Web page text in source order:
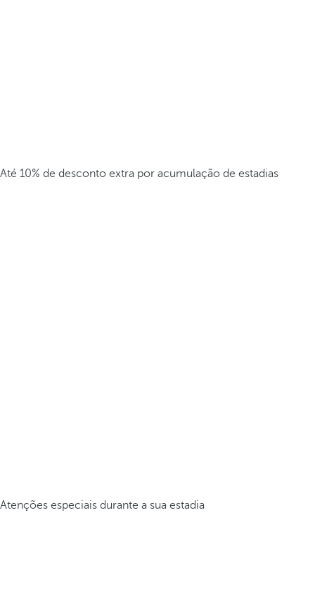
Até 10% de desconto extra por acumulação de estadias
Atenções especiais durante a sua estadia